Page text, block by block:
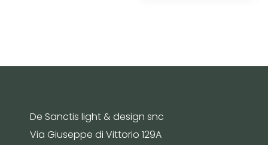
De Sanctis light & design snc
Via Giuseppe di Vittorio 129A